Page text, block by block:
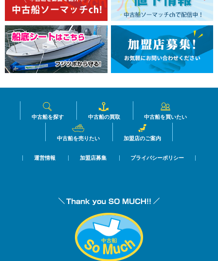
中古船を探す 中古船の買取 中古船を買いたい
中古船を売りたい 加盟店のご案内
運営情報 加盟店募集 プライバシーポリシー